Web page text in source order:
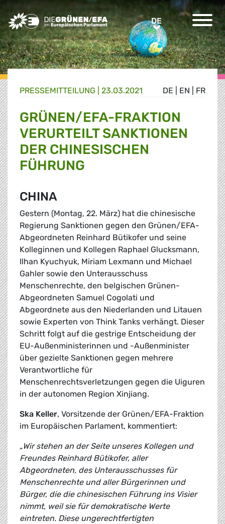
Greens/EFA Home DEDE
DE EN FR
PRESSE­MITTEILUNG 23.03.2021
GRÜNEN/EFA-FRAKTION
VERURTEILT SANKTIONEN
DER CHINESISCHEN
FÜHRUNG
CHINA
Gestern (Montag, 22. März) hat die chinesische
Regierung Sanktionen gegen den Grünen/EFA-
Abgeordneten Reinhard Bütikofer und seine
Kolleginnen und Kollegen Raphael Glucksmann,
Ilhan Kyuchyuk, Miriam Lexmann und Michael
Gahler sowie den Unterausschuss
Menschenrechte, den belgischen Grünen-
Abgeordneten Samuel Cogolati und
Abgeordnete aus den Niederlanden und Litauen
sowie Experten von Think Tanks verhängt. Dieser
Schritt folgt auf die gestrige Entscheidung der
EU-Außenministerinnen und -Außenminister
über gezielte Sanktionen gegen mehrere
Verantwortliche für
Menschenrechtsverletzungen gegen die Uiguren
in der autonomen Region Xinjiang.
Ska Keller, Vorsitzende der Grünen/EFA-Fraktion
im Europäischen Parlament, kommentiert:
„Wir stehen an der Seite unseres Kollegen und
Freundes Reinhard Bütikofer, aller
Abgeordneten, des Unterausschusses für
Menschenrechte und aller Bürgerinnen und
Bürger, die die chinesischen Führung ins Visier
nimmt, weil sie für demokratische Werte
eintreten. Diese ungerechtfertigten